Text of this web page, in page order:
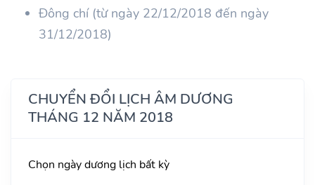
Đông chí (từ ngày 22/12/2018 đến ngày
31/12/2018)
CHUYỂN ĐỔI LỊCH ÂM DƯƠNG
THÁNG 12 NĂM 2018
Chọn ngày dương lịch bất kỳ